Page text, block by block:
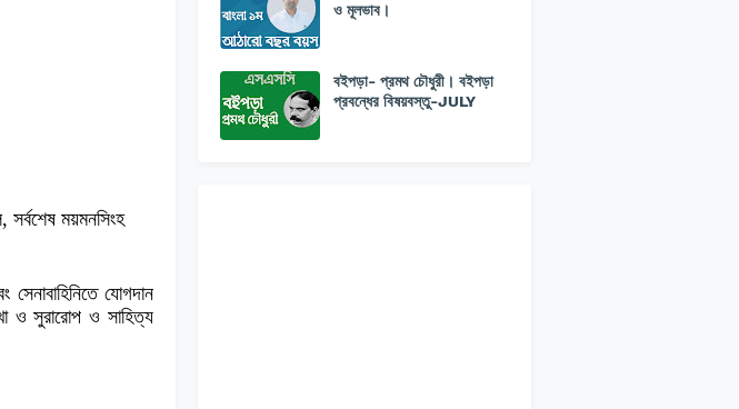
সর্বশেষ ময়মনসিংহ
যোগদান
ও সুরারোপ ও সাহিত্য
ও মূলভাব।
বইপড়া- প্রমথ চৌধুরী। বইপড়া
প্রবন্ধের বিষয়বস্তু-JULY